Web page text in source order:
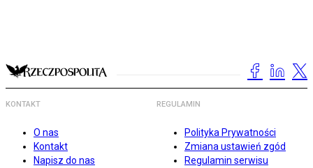
KONTAKT
O nas
Kontakt
Napisz do nas
REGULAMIN
Polityka Prywatności
Zmiana ustawień zgód
Regulamin serwisu